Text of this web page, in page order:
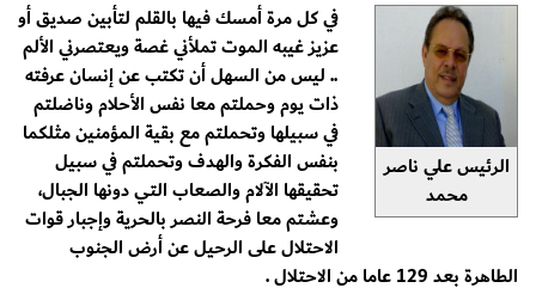
الرئيس علي ناصر
محمد
في كل مرة أمسك فيها بالقلم لتأبين صديق أو
عزيز غيبه الموت تملأني غصة ويعتصرني الألم
.. ليس من السهل أن تكتب عن إنسان عرفته
ذات يوم وحملتم معا نفس الأحلام وناضلتم
في سبيلها وتحملتم مع بقية المؤمنين مثلكما
بنفس الفكرة والهدف وتحملتم في سبيل
تحقيقها الآلام والصعاب التي دونها الجبال،
وعشتم معا فرحة النصر بالحرية وإجبار قوات
الاحتلال على الرحيل عن أرض الجنوب
الطاهرة بعد 129 عاما من الاحتلال .